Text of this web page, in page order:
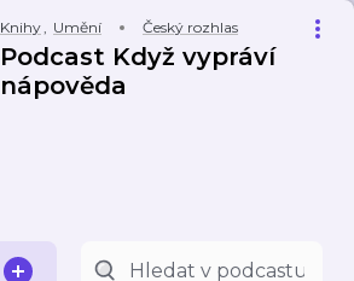
Knihy, Umění Český rozhlas
Podcast Když vypráví
nápověda